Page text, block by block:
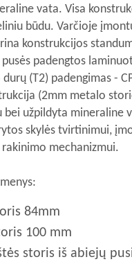
vata. Visa
būdu. Varčioje
konstrukcijos
padengtos
(T2) padengimas -
(2mm metalo
bei užpildyta mineraline
skylės tvirtinimui,
mechanizmui.
84mm
100 mm
storis iš abiejų